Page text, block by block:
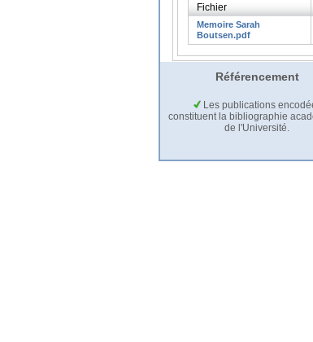
Fichier
Memoire Sarah
Boutsen.pdf
Référencement
Les publications
constituent la bibliographie
de l'Université.